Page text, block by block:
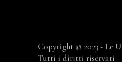
Copyright © 2023 - Le
Tutti i diritti riservati